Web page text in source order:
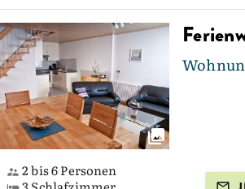
2 bis 6 Personen